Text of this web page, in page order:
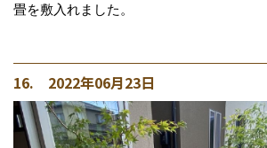
畳を敷入れました。
16. 2022年06月23日